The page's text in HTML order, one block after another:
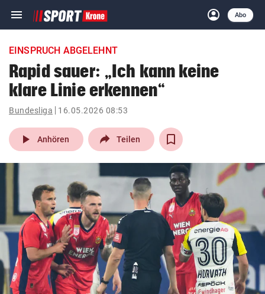
menu Navigation
ein-/ausklappen
account_circle
Anmelden
Abo
close Schließen
account_circle Anmelden
pin_drop
Wien arrow_right
bookmark
search
Suchbegriff
eingeben
© Krone Multimedia GmbH & Co KG 2026
Muthgasse 2, 1190 Wien
EINSPRUCH ABGELEHNT
Rapid sauer: „Ich kann keine
klare Linie erkennen“
Bundesliga 16.05.2026 08:53
play_arrow Anhören Teilen